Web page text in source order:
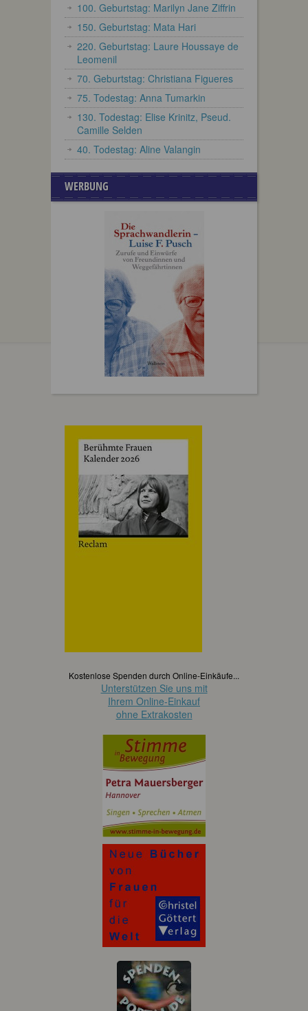
100. Geburtstag: Marilyn Jane Ziffrin
150. Geburtstag: Mata Hari
220. Geburtstag: Laure Houssaye de
Leomenil
70. Geburtstag: Christiana Figueres
75. Todestag: Anna Tumarkin
130. Todestag: Elise Krinitz, Pseud.
Camille Selden
40. Todestag: Aline Valangin
WERBUNG
Kostenlose Spenden durch Online-Einkäufe...
Unterstützen Sie uns mit
Ihrem Online-Einkauf
ohne Extrakosten